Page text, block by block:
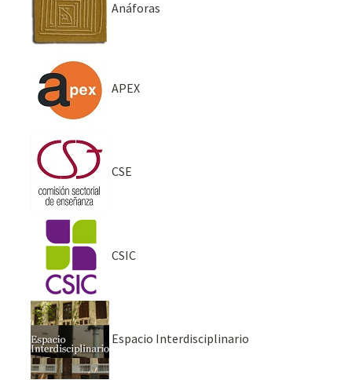
Anáforas
APEX
CSE
CSIC
Espacio Interdisciplinario